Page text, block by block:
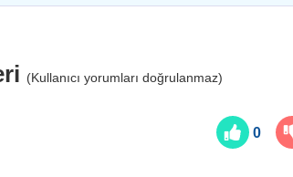
(Kullanıcı yorumları doğrulanmaz)
0